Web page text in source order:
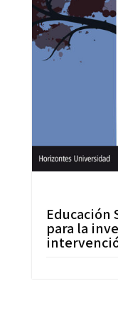
Educación
para la